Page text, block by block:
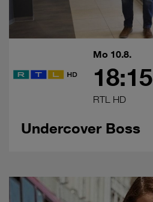
Mo 10.8.
18:15
RTL HD
Undercover Boss